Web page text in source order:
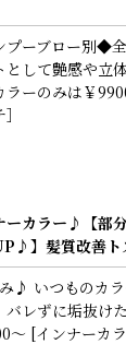
プーブロー別◆
として艶感や立
ラーのみは￥
ーカラー♪【部
】髪質改善ト
♪ いつものカ
バレずに垢抜け
～ [インナーカ